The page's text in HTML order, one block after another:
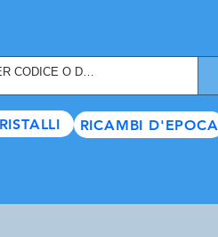
RICAMBI D'EPOCA